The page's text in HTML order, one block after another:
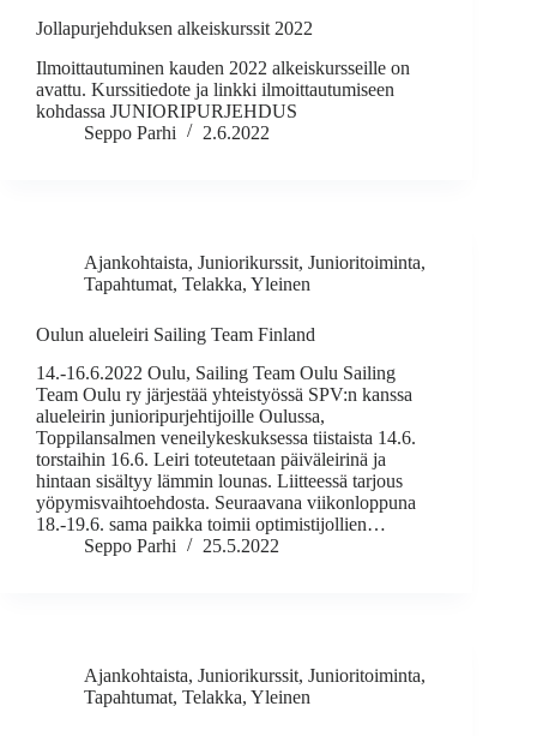
Jollapurjehduksen alkeiskurssit 2022
Ilmoittautuminen kauden 2022 alkeiskursseille on
avattu. Kurssitiedote ja linkki ilmoittautumiseen
kohdassa JUNIORIPURJEHDUS
Seppo Parhi
2.6.2022
Ajankohtaista, Juniorikurssit, Junioritoiminta,
Tapahtumat, Telakka, Yleinen
Oulun alueleiri Sailing Team Finland
14.-16.6.2022 Oulu, Sailing Team Oulu Sailing
Team Oulu ry järjestää yhteistyössä SPV:n kanssa
alueleirin junioripurjehtijoille Oulussa,
Toppilansalmen veneilykeskuksessa tiistaista 14.6.
torstaihin 16.6. Leiri toteutetaan päiväleirinä ja
hintaan sisältyy lämmin lounas. Liitteessä tarjous
yöpymisvaihtoehdosta. Seuraavana viikonloppuna
18.-19.6. sama paikka toimii optimistijollien…
Seppo Parhi
25.5.2022
Ajankohtaista, Juniorikurssit, Junioritoiminta,
Tapahtumat, Telakka, Yleinen